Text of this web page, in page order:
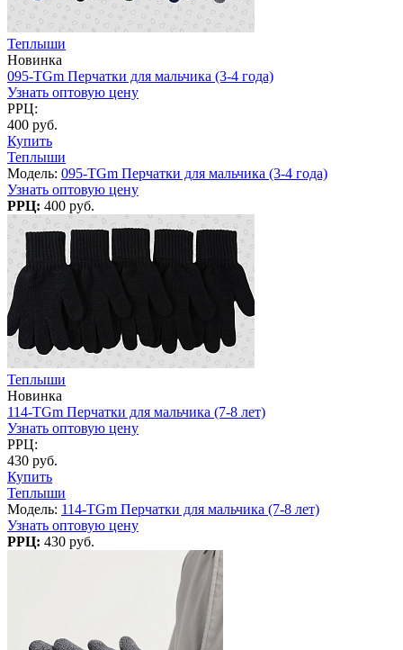
Теплыши
Новинка
095-TGm Перчатки для мальчика (3-4 года)
Узнать оптовую цену
РРЦ:
400 руб.
Купить
Теплыши
Модель: 095-TGm Перчатки для мальчика (3-4 года)
Узнать оптовую цену
РРЦ: 400 руб.
Теплыши
Новинка
114-TGm Перчатки для мальчика (7-8 лет)
Узнать оптовую цену
РРЦ:
430 руб.
Купить
Теплыши
Модель: 114-TGm Перчатки для мальчика (7-8 лет)
Узнать оптовую цену
РРЦ: 430 руб.